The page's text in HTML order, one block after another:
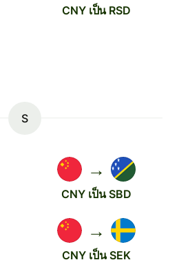
CNY เป็น RSD
S
→
CNY เป็น SBD
→
CNY เป็น SEK